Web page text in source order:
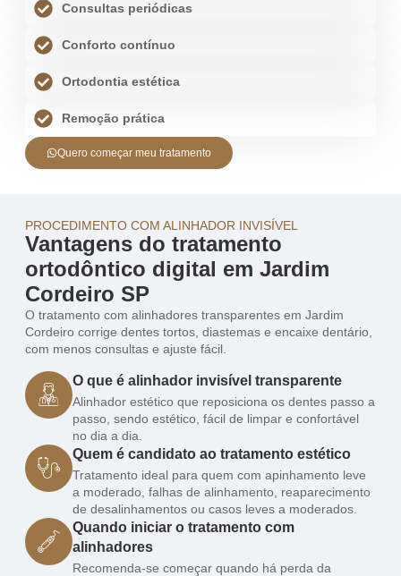
Consultas periódicas
Conforto contínuo
Ortodontia estética
Remoção prática
Quero começar meu tratamento
PROCEDIMENTO COM ALINHADOR INVISÍVEL
Vantagens do tratamento
ortodôntico digital em Jardim
Cordeiro SP
O tratamento com alinhadores transparentes em Jardim
Cordeiro corrige dentes tortos, diastemas e encaixe dentário,
com menos consultas e ajuste fácil.
O que é alinhador invisível transparente
Alinhador estético que reposiciona os dentes passo a
passo, sendo estético, fácil de limpar e confortável
no dia a dia.
Quem é candidato ao tratamento estético
Tratamento ideal para quem com apinhamento leve
a moderado, falhas de alinhamento, reaparecimento
de desalinhamentos ou casos leves a moderados.
Quando iniciar o tratamento com
alinhadores
Recomenda-se começar quando há perda da